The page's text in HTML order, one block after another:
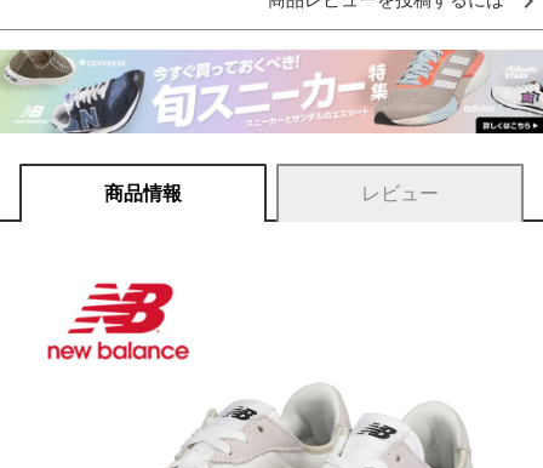
商品情報 レビュー